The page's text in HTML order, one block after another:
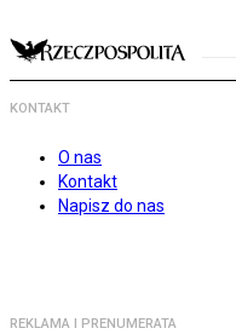
KONTAKT
O nas
Kontakt
Napisz do nas
REKLAMA I PRENUMERATA